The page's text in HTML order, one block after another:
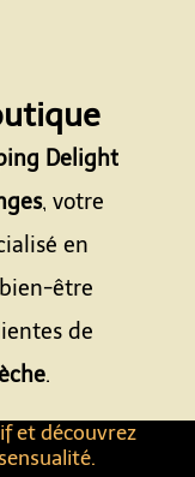
et découvrez
Delight
, votre
en
être
de
.